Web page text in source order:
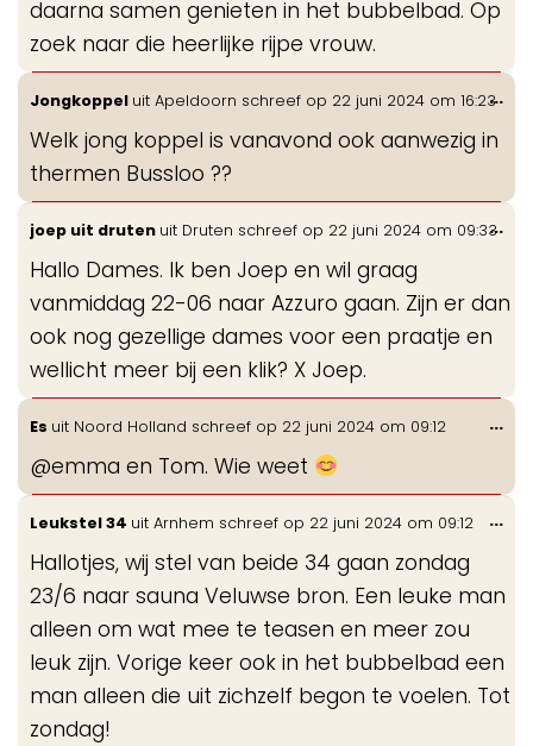
daarna samen genieten in het bubbelbad. Op
zoek naar die heerlijke rijpe vrouw.
Jongkoppel uit Apeldoorn schreef op 22 juni 2024 om 16:23
Welk jong koppel is vanavond ook aanwezig in
thermen Bussloo ??
...
joep uit druten uit Druten schreef op 22 juni 2024 om 09:33
Hallo Dames. Ik ben Joep en wil graag
vanmiddag 22-06 naar Azzuro gaan. Zijn er dan
ook nog gezellige dames voor een praatje en
wellicht meer bij een klik? X Joep.
...
Es uit Noord Holland schreef op 22 juni 2024 om 09:12
@emma en Tom. Wie weet
...
Leukstel 34 uit Arnhem schreef op 22 juni 2024 om 09:12
Hallotjes, wij stel van beide 34 gaan zondag
23/6 naar sauna Veluwse bron. Een leuke man
alleen om wat mee te teasen en meer zou
leuk zijn. Vorige keer ook in het bubbelbad een
man alleen die uit zichzelf begon te voelen. Tot
zondag!
...